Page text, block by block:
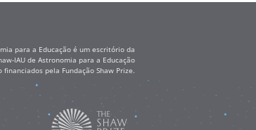
para a Educação é um escritório da
IAU de Astronomia para a Educação
financiados pela Fundação Shaw Prize.